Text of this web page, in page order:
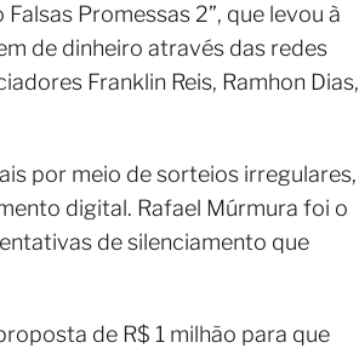
Promessas 2”, que levou à
de dinheiro através das redes
Franklin Reis, Ramhon Dias,
por meio de sorteios irregulares,
digital. Rafael Múrmura foi o
de silenciamento que
de R$ 1 milhão para que